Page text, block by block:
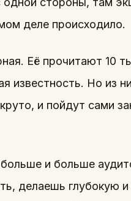
деле происходило.
Её прочитают 10
известность. Но из
и пойдут сами
и больше
делаешь глубокую